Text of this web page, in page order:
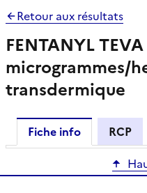
Retour aux résultats
FENTANYL
microgrammes/
transdermique
Fiche info RCP